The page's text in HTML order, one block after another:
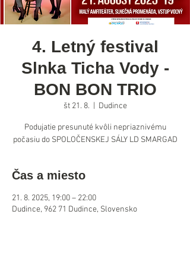
4. Letný festival
Slnka Ticha Vody -
BON BON TRIO
št 21. 8. Dudince
Podujatie presunuté kvôli nepriaznivému
počasiu do SPOLOČENSKEJ SÁLY LD SMARGAD
Čas a miesto
21. 8. 2025, 19:00 – 22:00
Dudince, 962 71 Dudince, Slovensko